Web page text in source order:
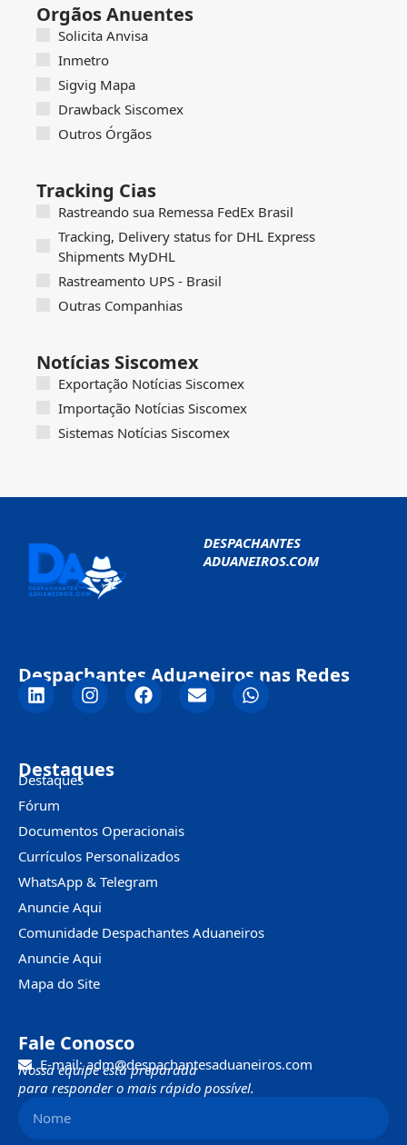
Orgãos Anuentes
Solicita Anvisa
Inmetro
Sigvig Mapa
Drawback Siscomex
Outros Órgãos
Tracking Cias
Rastreando sua Remessa FedEx Brasil
Tracking, Delivery status for DHL Express
Shipments MyDHL
Rastreamento UPS - Brasil
Outras Companhias
Notícias Siscomex
Exportação Notícias Siscomex
Importação Notícias Siscomex
Sistemas Notícias Siscomex
DESPACHANTES
ADUANEIROS.COM
Despachantes Aduaneiros nas Redes
Destaques
Destaques
Fórum
Documentos Operacionais
Currículos Personalizados
WhatsApp & Telegram
Anuncie Aqui
Comunidade Despachantes Aduaneiros
Anuncie Aqui
Mapa do Site
Fale Conosco
E-mail: adm@despachantesaduaneiros.com
Nossa equipe está preparada
para responder o mais rápido possível.